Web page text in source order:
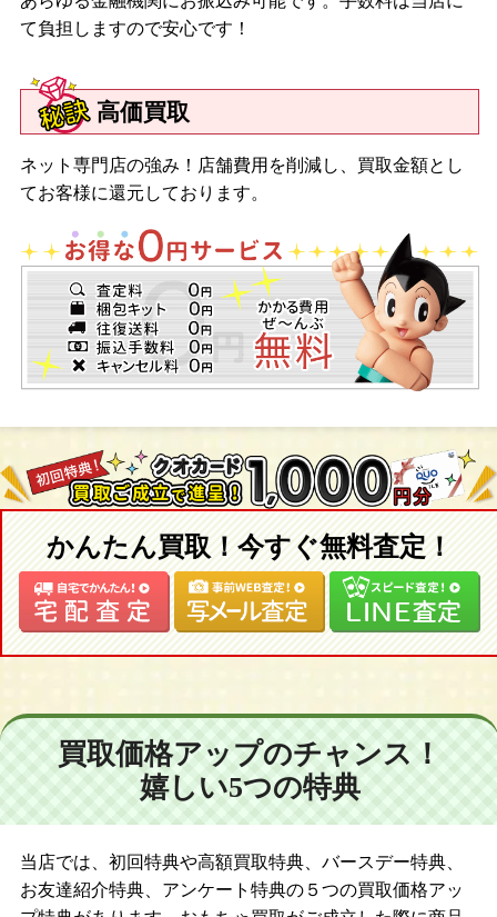
て負担しますので安心です！
高価買取
ネット専門店の強み！店舗費用を削減し、買取金額とし
てお客様に還元しております。
かんたん買取！今すぐ無料査定！
買取価格アップのチャンス！
嬉しい5つの特典
当店では、初回特典や高額買取特典、バースデー特典、
お友達紹介特典、アンケート特典の５つの買取価格アッ